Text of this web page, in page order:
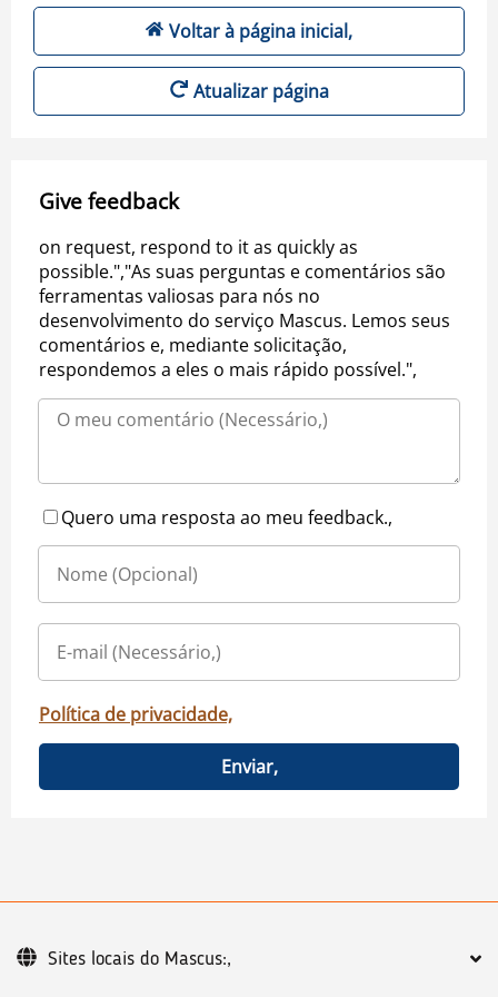
Voltar à página inicial,
Atualizar página
Give feedback
on request, respond to it as quickly as
possible.","As suas perguntas e comentários são
ferramentas valiosas para nós no
desenvolvimento do serviço Mascus. Lemos seus
comentários e, mediante solicitação,
respondemos a eles o mais rápido possível.",
Quero uma resposta ao meu feedback.,
Política de privacidade,
Enviar,
Sites locais do Mascus:,